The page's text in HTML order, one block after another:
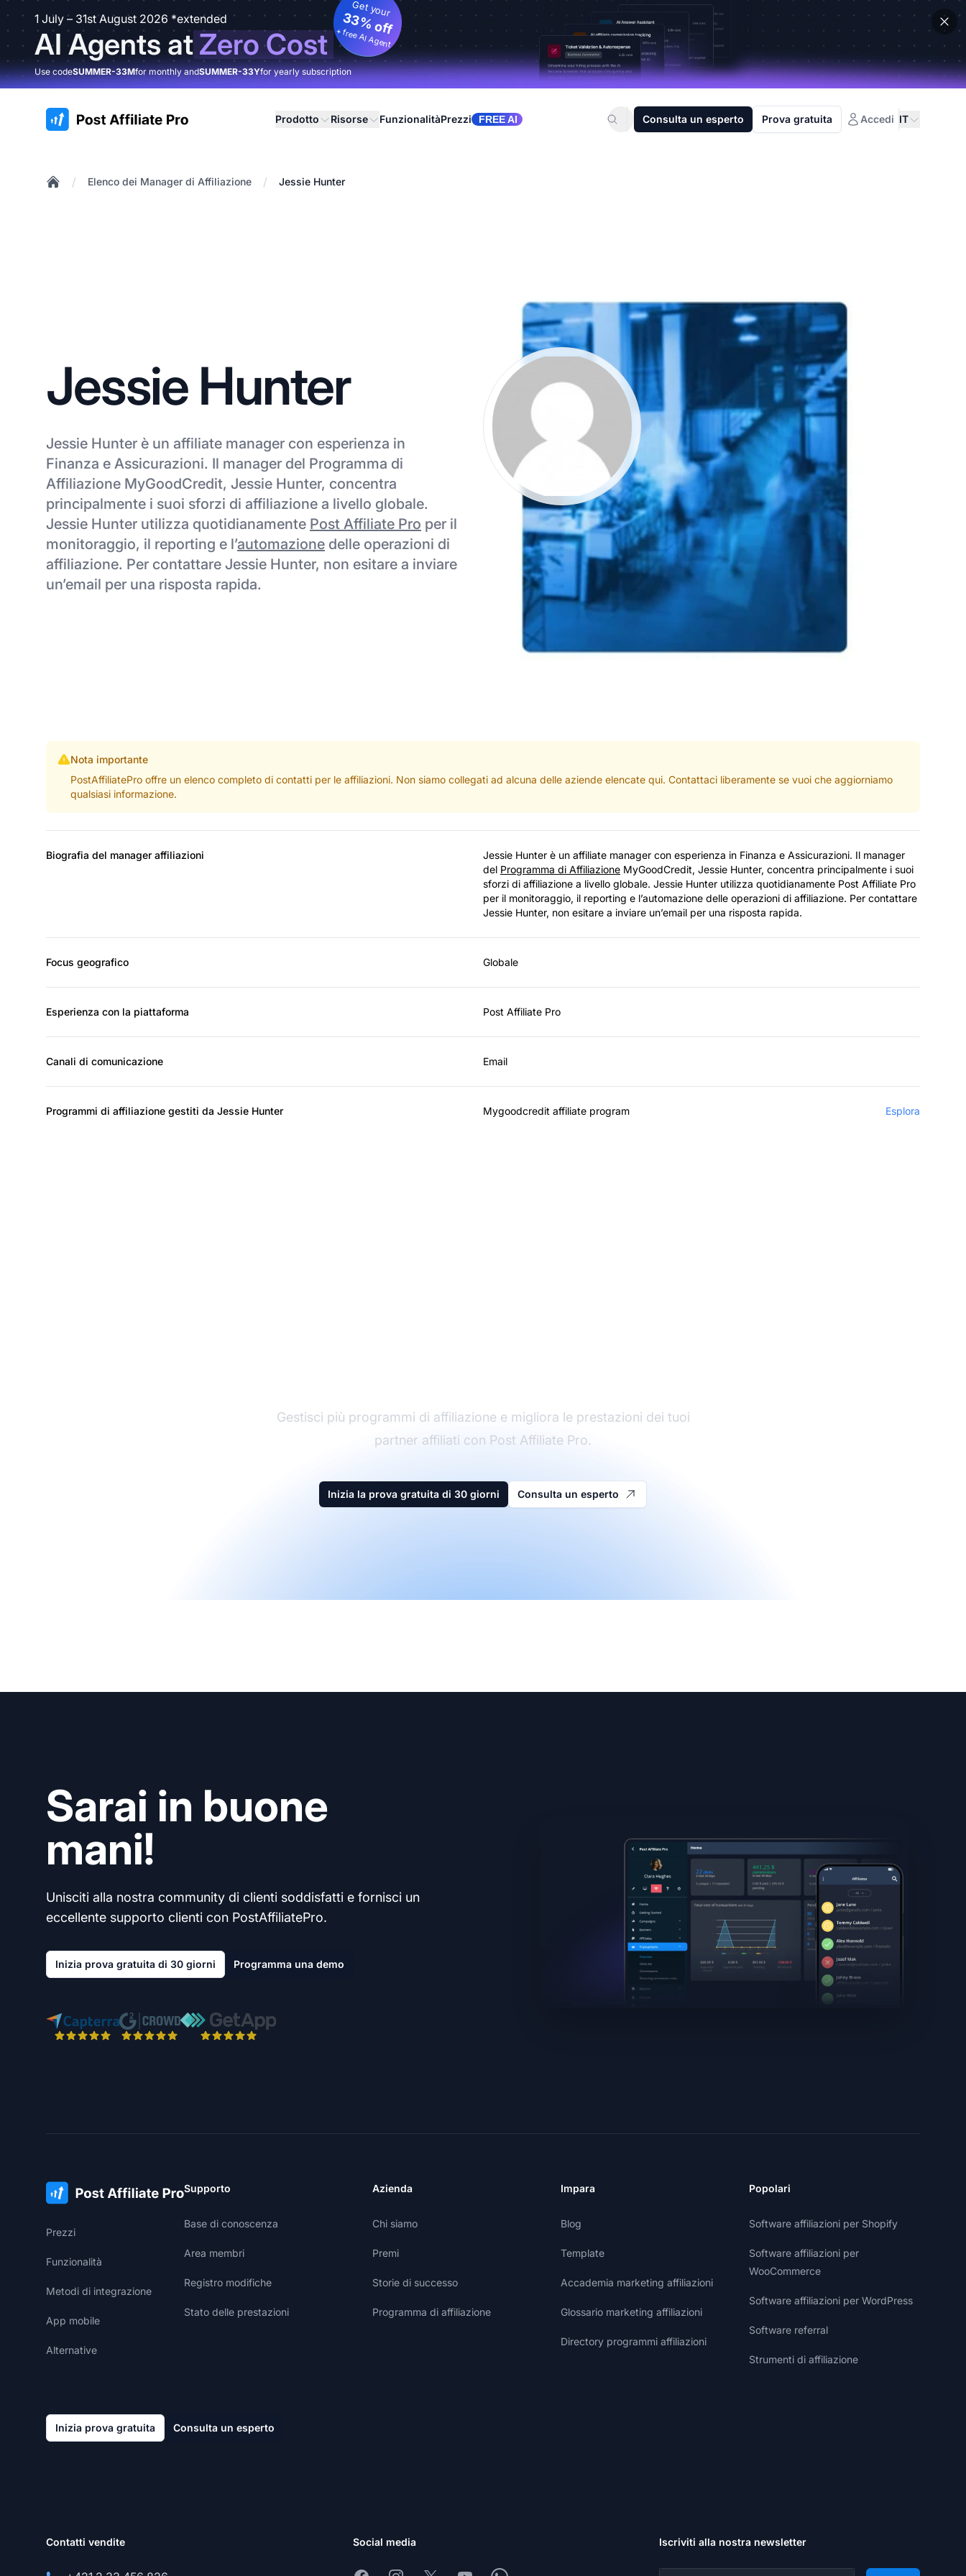
1 July – 31st August 2026 *extended
AI Agents atZero Cost
Get your
33% off
+ free AI Agent
Use codeSUMMER-33Mfor monthly andSUMMER-33Yfor yearly subscription
:site.title Prodotto Risorse FunzionalitàPrezzi FREE AI Consulta un esperto Prova gratuita Accedi IT
/ Elenco dei Manager di Affiliazione / Jessie Hunter
Jessie Hunter
Jessie Hunter è un affiliate manager con esperienza in
Finanza e Assicurazioni. Il manager del Programma di
Affiliazione MyGoodCredit, Jessie Hunter, concentra
principalmente i suoi sforzi di affiliazione a livello globale.
Jessie Hunter utilizza quotidianamente Post Affiliate Pro per il
monitoraggio, il reporting e l’automazione delle operazioni di
affiliazione. Per contattare Jessie Hunter, non esitare a inviare
un’email per una risposta rapida.
Nota importante
PostAffiliatePro offre un elenco completo di contatti per le affiliazioni. Non siamo collegati ad alcuna delle aziende elencate qui. Contattaci liberamente se vuoi che aggiorniamo
qualsiasi informazione.
Biografia del manager affiliazioni
Jessie Hunter è un affiliate manager con esperienza in Finanza e Assicurazioni. Il manager
del Programma di Affiliazione MyGoodCredit, Jessie Hunter, concentra principalmente i suoi
sforzi di affiliazione a livello globale. Jessie Hunter utilizza quotidianamente Post Affiliate Pro
per il monitoraggio, il reporting e l’automazione delle operazioni di affiliazione. Per contattare
Jessie Hunter, non esitare a inviare un’email per una risposta rapida.
Focus geografico Globale
Esperienza con la piattaforma Post Affiliate Pro
Canali di comunicazione Email
Programmi di affiliazione gestiti da Jessie Hunter Mygoodcredit affiliate program Esplora
Gestisci più programmi di affiliazione e migliora le prestazioni dei tuoi
partner affiliati con Post Affiliate Pro.
Inizia la prova gratuita di 30 giorni Consulta un esperto
Sarai in buone
mani!
Unisciti alla nostra community di clienti soddisfatti e fornisci un
eccellente supporto clienti con PostAffiliatePro.
Inizia prova gratuita di 30 giorni Programma una demo
Prezzi
Funzionalità
Metodi di integrazione
App mobile
Alternative
Supporto
Base di conoscenza
Area membri
Registro modifiche
Stato delle prestazioni
Azienda
Chi siamo
Premi
Storie di successo
Programma di affiliazione
Impara
Blog
Template
Accademia marketing affiliazioni
Glossario marketing affiliazioni
Directory programmi affiliazioni
Popolari
Software affiliazioni per Shopify
Software affiliazioni per
WooCommerce
Software affiliazioni per WordPress
Software referral
Strumenti di affiliazione
Inizia prova gratuita Consulta un esperto
Contatti vendite Social media Iscriviti alla nostra newsletter